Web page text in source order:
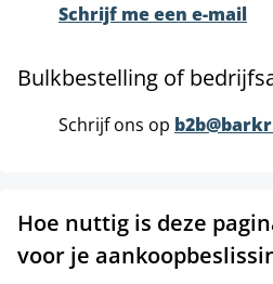
Schrijf me een e-mail
Bulkbestelling of
Schrijf ons op
Hoe nuttig is deze
voor je